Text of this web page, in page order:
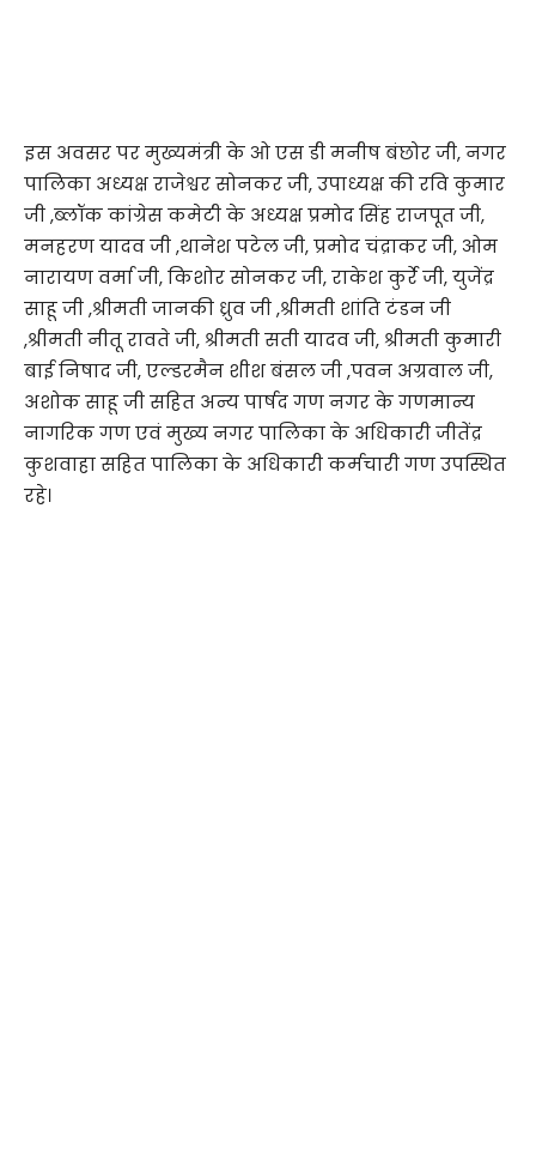
इस अवसर पर मुख्यमंत्री के ओ एस डी मनीष बंछोर जी, नगर
पालिका अध्यक्ष राजेश्वर सोनकर जी, उपाध्यक्ष की रवि कुमार
जी ,ब्लॉक कांग्रेस कमेटी के अध्यक्ष प्रमोद सिंह राजपूत जी,
मनहरण यादव जी ,थानेश पटेल जी, प्रमोद चंद्राकर जी, ओम
नारायण वर्मा जी, किशोर सोनकर जी, राकेश कुर्रे जी, युजेंद्र
साहू जी ,श्रीमती जानकी ध्रुव जी ,श्रीमती शांति टंडन जी
,श्रीमती नीतू रावते जी, श्रीमती सती यादव जी, श्रीमती कुमारी
बाई निषाद जी, एल्डरमैन शीश बंसल जी ,पवन अग्रवाल जी,
अशोक साहू जी सहित अन्य पार्षद गण नगर के गणमान्य
नागरिक गण एवं मुख्य नगर पालिका के अधिकारी जीतेंद्र
कुशवाहा सहित पालिका के अधिकारी कर्मचारी गण उपस्थित
रहे।